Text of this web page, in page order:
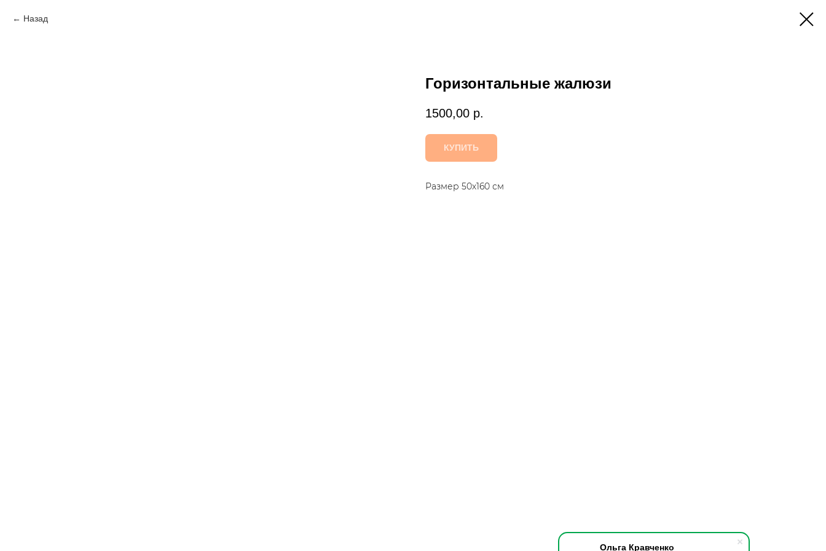
Ольга Кравченко
Назад
Горизонтальные жалюзи
1500,00 р.
КУПИТЬ
Размер 50х160 см